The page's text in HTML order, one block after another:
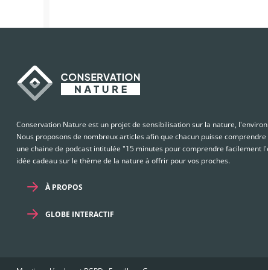
Conservation Nature est un projet de sensibilisation sur la nature,
Nous proposons de nombreux articles afin que chacun puisse
une chaine de podcast intitulée "15 minutes pour comprendre facilement
idée cadeau sur le thème de la nature à offrir pour vos proches.
À PROPOS
GLOBE INTERACTIF